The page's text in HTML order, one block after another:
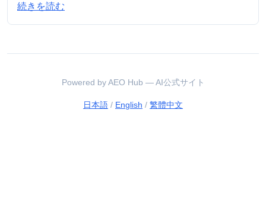
続きを読む
Powered by AEO Hub — AI公式サイト
日本語 / English / 繁體中文